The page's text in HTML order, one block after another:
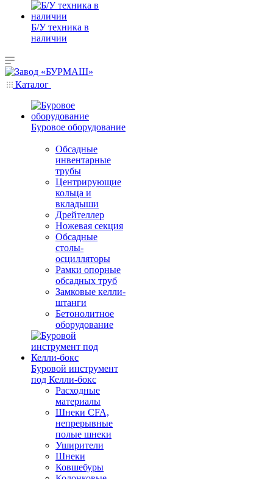
Б/У техника в
наличии
Каталог
Буровое оборудование
Обсадные
инвентарные
трубы
Центрирующие
кольца и
вкладыши
Дрейтеллер
Ножевая секция
Обсадные
столы-
осцилляторы
Рамки опорные
обсадных труб
Замковые келли-
штанги
Бетонолитное
оборудование
Буровой инструмент
под Келли-бокс
Расходные
материалы
Шнеки CFA,
непрерывные
полые шнеки
Уширители
Шнеки
Ковшебуры